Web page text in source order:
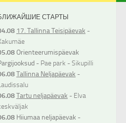
СТАРТЫ
17. Tallinna Teisipäevak -
Orienteerumispäevak
- Pae park - Sikupilli
Tallinna Neljapäevak -
Tartu neljapäevak - Elva
Hiiumaa neljapäevak -